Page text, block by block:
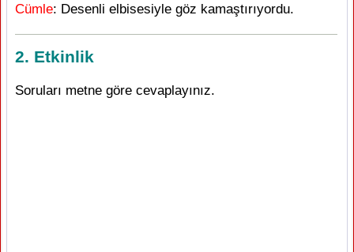
Cümle: Desenli elbisesiyle göz kamaştırıyordu.
2. Etkinlik
Soruları metne göre cevaplayınız.